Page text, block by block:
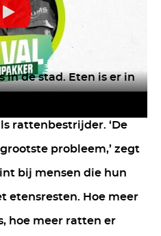
in de stad. Eten is er in
rattenbestrijder. ‘De
probleem,’ zegt
bij mensen die hun
etensresten. Hoe meer
hoe meer ratten er